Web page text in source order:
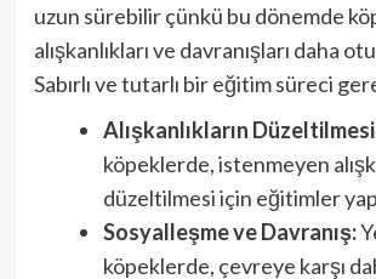
uzun sürebilir çünkü bu dönemde
alışkanlıkları ve davranışları daha
Sabırlı ve tutarlı bir eğitim süreci
Alışkanlıkların
köpeklerde, istenmeyen
düzeltilmesi için eğitimler
Sosyalleşme ve Davranış:
köpeklerde, çevreye karşı